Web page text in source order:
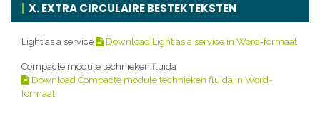
X. EXTRA CIRCULAIRE BESTEKTEKSTEN
Light as a service Download Light as a service in Word-formaat
Compacte module technieken fluida
Download Compacte module technieken fluida in Word-
formaat